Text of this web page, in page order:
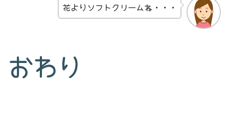
花よりソフトクリームね・・・
おわり